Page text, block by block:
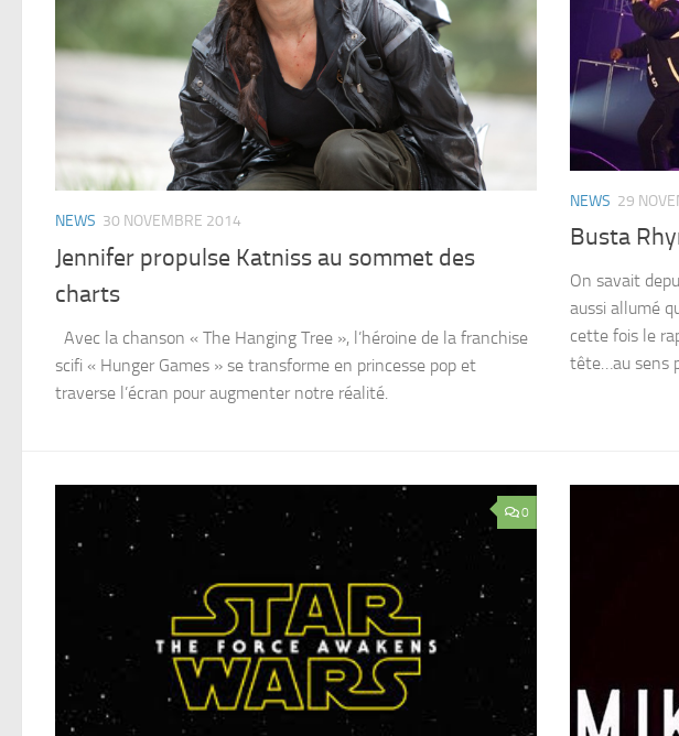
NEWS 30 NOVEMBRE 2014
Jennifer propulse Katniss au sommet des
charts
Avec la chanson « The Hanging Tree », l’héroine de la franchise
scifi « Hunger Games » se transforme en princesse pop et
traverse l’écran pour augmenter notre réalité.
NEWS 29
Busta
On savait
aussi allumé
cette fois le
tête…au sens
0